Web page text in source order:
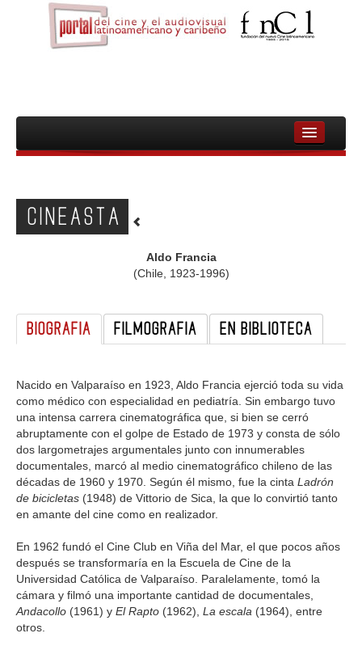
INICIO
PELICULAS
MUJERES
GALERIA
CINEASTA
Aldo Francia
(Chile, 1923-1996)
BIOGRAFIA FILMOGRAFIA EN BIBLIOTECA
Nacido en Valparaíso en 1923, Aldo Francia ejerció toda su vida
como médico con especialidad en pediatría. Sin embargo tuvo
una intensa carrera cinematográfica que, si bien se cerró
abruptamente con el golpe de Estado de 1973 y consta de sólo
dos largometrajes argumentales junto con innumerables
documentales, marcó al medio cinematográfico chileno de las
décadas de 1960 y 1970. Según él mismo, fue la cinta Ladrón
de bicicletas (1948) de Vittorio de Sica, la que lo convirtió tanto
en amante del cine como en realizador.
En 1962 fundó el Cine Club en Viña del Mar, el que pocos años
después se transformaría en la Escuela de Cine de la
Universidad Católica de Valparaíso. Paralelamente, tomó la
cámara y filmó una importante cantidad de documentales,
Andacollo (1961) y El Rapto (1962), La escala (1964), entre
otros.